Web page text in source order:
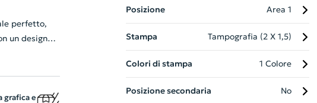
perfetto,
un design
indirizzo,
grafica e
Posizione Area 1
Stampa Tampografia (2 X 1,5)
Colori di stampa 1 Colore
Posizione secondaria No